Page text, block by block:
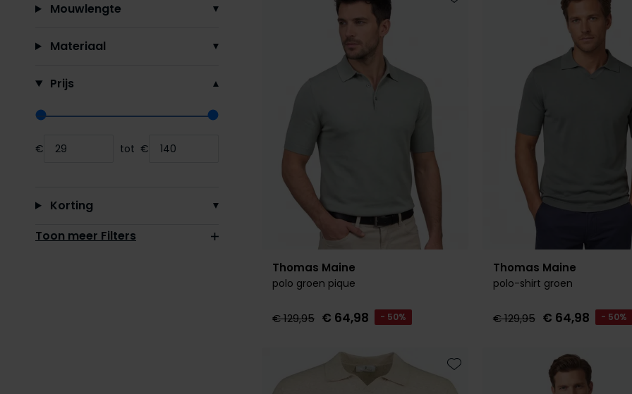
Mouwlengte
Materiaal
Prijs
Range slider min value
Range slider max value
€ tot €
Korting
Toon meer Filters
Thomas Maine
polo groen pique
€ 129,95 € 64,98 - 50%
Toevoegen aan favorieten
Thomas Maine
polo-shirt groen
€ 129,95 € 64,98 - 50%
Toevoegen aan favorieten